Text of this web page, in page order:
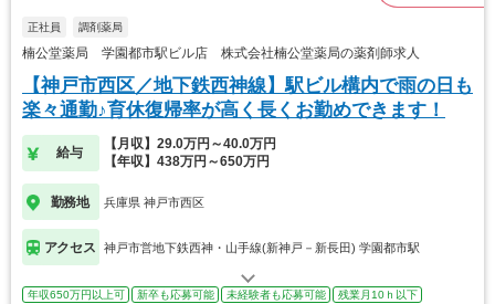
正社員 調剤薬局
楠公堂薬局 学園都市駅ビル店 株式会社楠公堂薬局の薬剤師求人
【神戸市西区／地下鉄西神線】駅ビル構内で雨の日も
楽々通勤♪育休復帰率が高く長くお勤めできます！
給与
【月収】29.0万円～40.0万円
【年収】438万円～650万円
勤務地 兵庫県 神戸市西区
アクセス 神戸市営地下鉄西神・山手線(新神戸－新長田) 学園都市駅
年収650万円以上可 新卒も応募可能 未経験者も応募可能
残業月10ｈ以下